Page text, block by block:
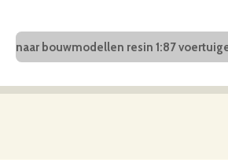
naar bouwmodellen resin 1:87